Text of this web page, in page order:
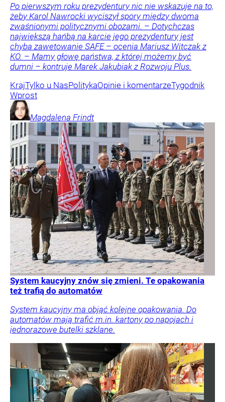
Po pierwszym roku prezydentury nic nie wskazuje na to,
żeby Karol Nawrocki wyciszył spory między dwoma
zwaśnionymi politycznymi obozami. – Dotychczas
największą hańbą na karcie jego prezydentury jest
chyba zawetowanie SAFE – ocenia Mariusz Witczak z
KO. – Mamy głowę państwa, z której możemy być
dumni – kontruje Marek Jakubiak z Rozwoju Plus.
KrajTylko u NasPolitykaOpinie i komentarzeTygodnik
Wprost
Magdalena Frindt
System kaucyjny znów się zmieni. Te opakowania
też trafią do automatów
System kaucyjny ma objąć kolejne opakowania. Do
automatów mają trafić m.in. kartony po napojach i
jednorazowe butelki szklane.